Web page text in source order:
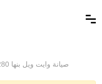
صيانة وايت ويل بنها 01023140280